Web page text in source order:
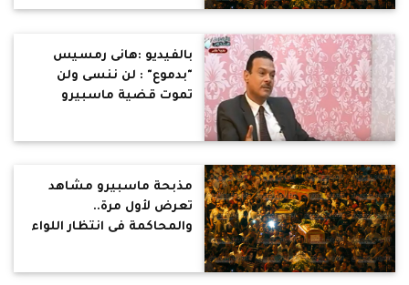
بالفيديو :هانى رمسيس
"بدموع" : لن ننسى ولن
تموت قضية ماسبيرو
مذبحة ماسبيرو مشاهد
تعرض لأول مرة..
والمحاكمة فى انتظار اللواء